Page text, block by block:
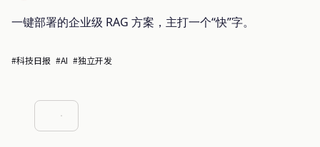
一键部署的企业级 RAG 方案，主打一个“快”字。
#科技日报 #AI #独立开发